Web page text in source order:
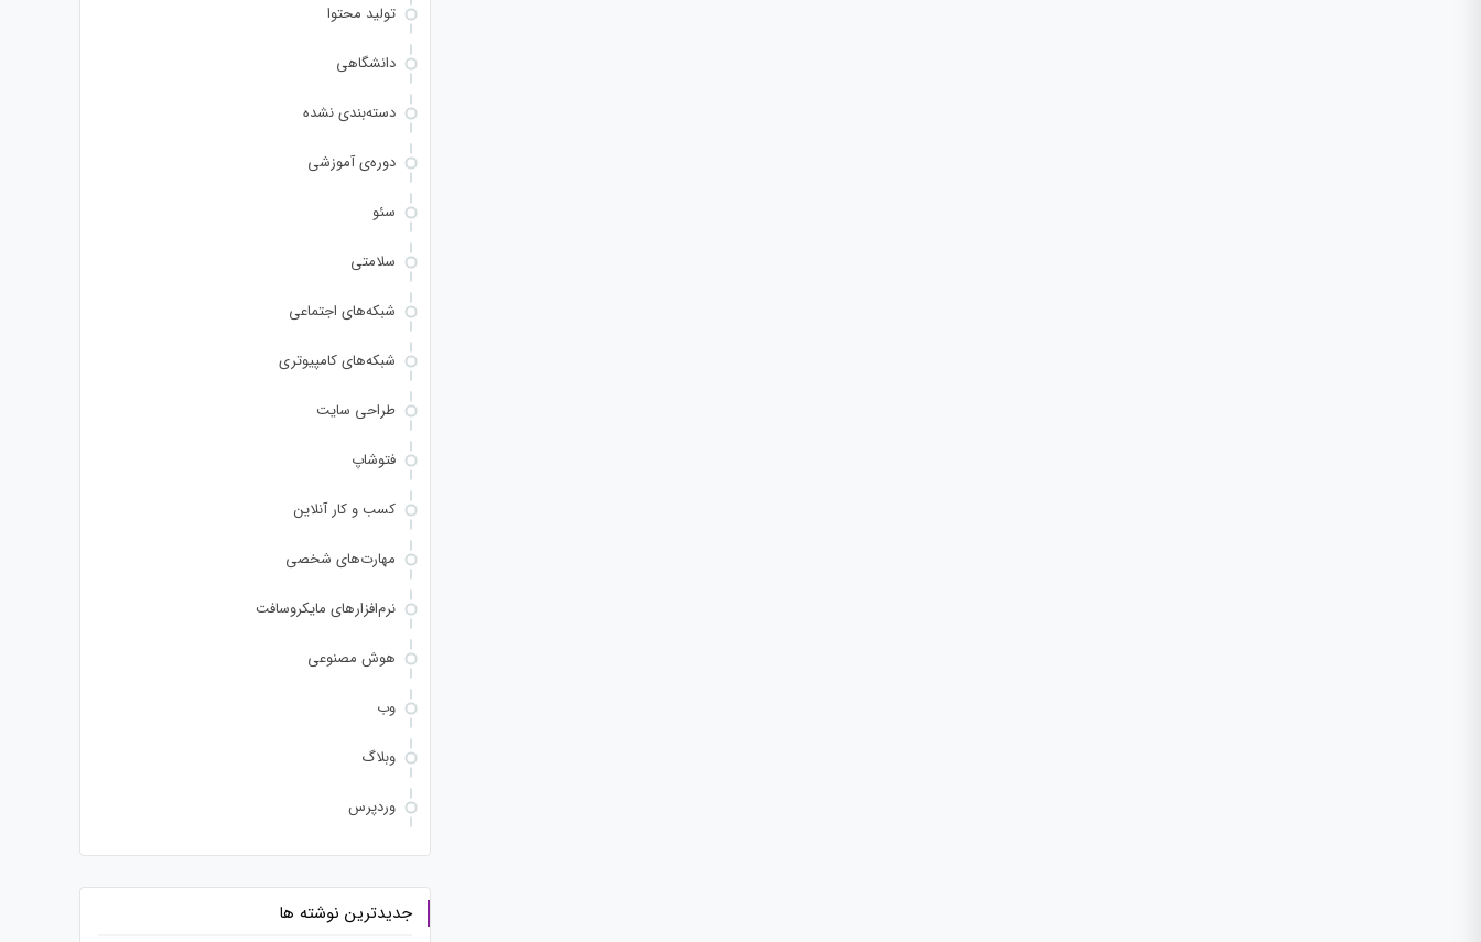
تولید محتوا
دانشگاهی
دسته‌بندی نشده
دوره‌ی آموزشی
سئو
سلامتی
شبکه‌های اجتماعی
شبکه‌های کامپیوتری
طراحی سایت
فتوشاپ
کسب و کار آنلاین
مهارت‌های شخصی
نرم‌افزارهای مایکروسافت
هوش مصنوعی
وب
وبلاگ
وردپرس
جدیدترین نوشته ها